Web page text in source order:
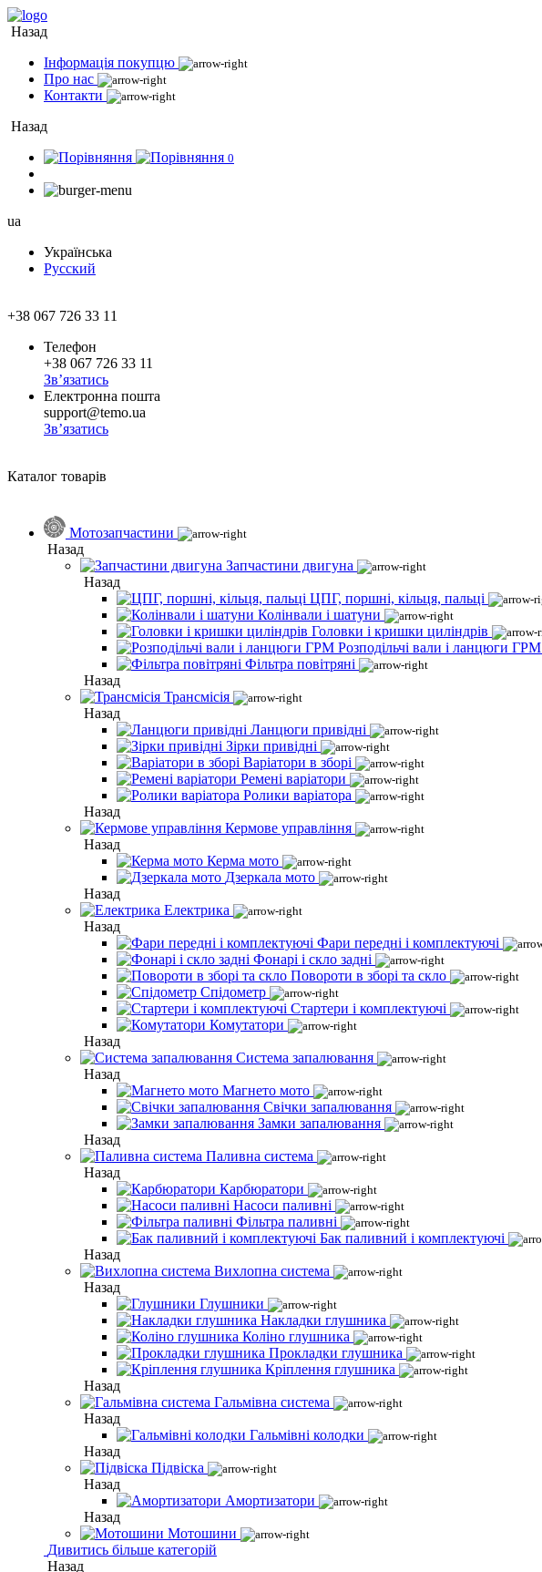
Назад
Інформація покупцю
Про нас
Контакти
Назад
0
ua
Українська
Русский
+38 067 726 33 11
Телефон
+38 067 726 33 11
Зв’язатись
Електронна пошта
support@temo.ua
Зв’язатись
Каталог товарів
Мотозапчастини
Назад
Запчастини двигуна
Назад
ЦПГ, поршні, кільця, пальці
Колінвали і шатуни
Головки і кришки циліндрів
Розподільчі вали і ланцюги ГРМ
Фільтра повітряні
Назад
Трансмісія
Назад
Ланцюги привідні
Зірки привідні
Варіатори в зборі
Ремені варіатори
Ролики варіатора
Назад
Кермове управління
Назад
Керма мото
Дзеркала мото
Назад
Електрика
Назад
Фари передні і комплектуючі
Фонарі і скло задні
Повороти в зборі та скло
Спідометр
Стартери і комплектуючі
Комутатори
Назад
Система запалювання
Назад
Магнето мото
Свічки запалювання
Замки запалювання
Назад
Паливна система
Назад
Карбюратори
Насоси паливні
Фільтра паливні
Бак паливний і комплектуючі
Назад
Вихлопна система
Назад
Глушники
Накладки глушника
Коліно глушника
Прокладки глушника
Кріплення глушника
Назад
Гальмівна система
Назад
Гальмівні колодки
Назад
Підвіска
Назад
Амортизатори
Назад
Мотошини
Дивитись більше категорій
Назад